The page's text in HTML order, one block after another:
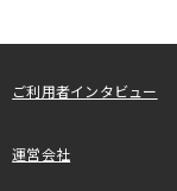
ご利用者インタビュー
運営会社